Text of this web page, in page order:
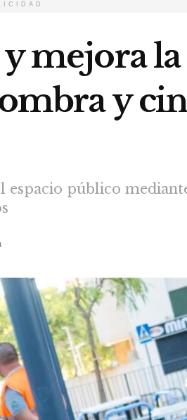
mejora la
y
público